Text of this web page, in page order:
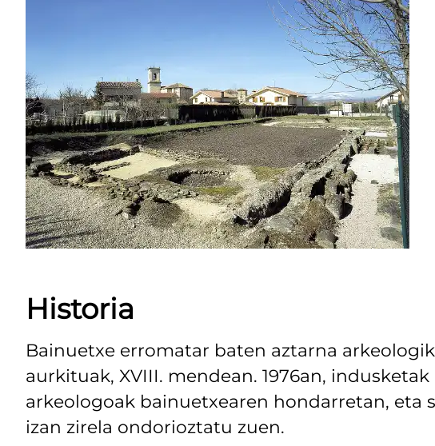
Historia
Bainuetxe erromatar baten aztarna
aurkituak, XVIII. mendean. 1976an,
arkeologoak bainuetxearen hondarretan, eta
izan zirela ondorioztatu zuen.